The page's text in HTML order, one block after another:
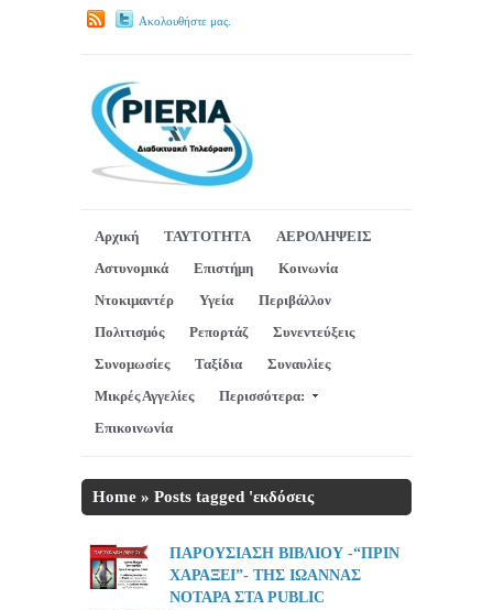
Ακολουθήστε μας.
Αρχική ΤΑΥΤΟΤΗΤΑ
ΑΕΡΟΛΗΨΕΙΣ
Αστυνομικά
Επιστήμη
Κοινωνία
Ντοκιμαντέρ
Υγεία
Περιβάλλον
Πολιτισμός
Ρεπορτάζ
Συνεντεύξεις
Συνομωσίες
Ταξίδια
Συναυλίες
Μικρές Αγγελίες
Περισσότερα:
Επικοινωνία
Home » Posts tagged 'εκδόσεις
ΠΑΡΟΥΣΙΑΣΗ ΒΙΒΛΙΟΥ -“ΠΡΙΝ
ΧΑΡΑΞΕΙ”- ΤΗΣ ΙΩΑΝΝΑΣ
ΝΟΤΑΡΑ ΣΤΑ PUBLIC